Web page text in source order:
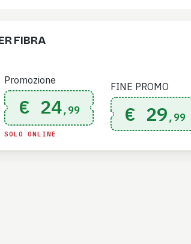
FIBRA
Promozione
€ 24,99
SOLO ONLINE
FINE PROMO
€ 29,99